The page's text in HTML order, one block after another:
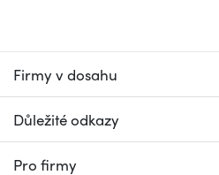
Firmy v dosahu
Důležité odkazy
Pro firmy